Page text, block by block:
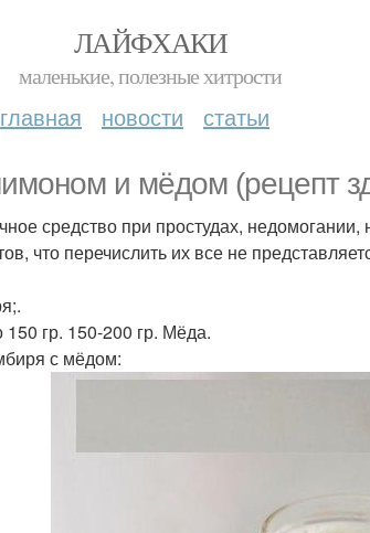
ЛАЙФХАКИ
маленькие, полезные хитрости
главная новости статьи
и мёдом (рецепт
средство при простудах,
что перечислить их все не
гр. 150-200 гр. Мёда.
с мёдом: